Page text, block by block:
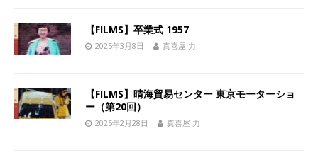
【FILMS】卒業式 1957
2025年3月8日 真喜屋 力
【FILMS】晴海貿易センター 東京モーターショ
ー（第20回）
2025年2月28日 真喜屋 力